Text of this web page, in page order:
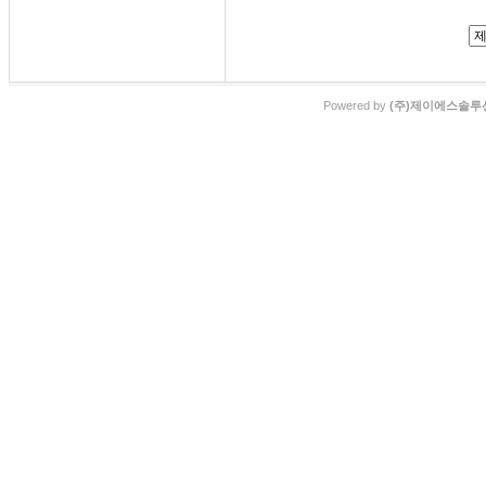
Powered by (주)제이에스솔루